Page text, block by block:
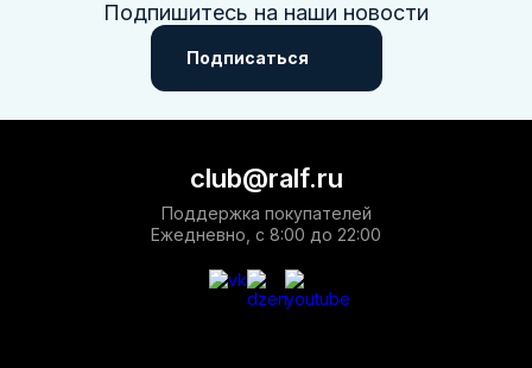
Подпишитесь на наши новости
Подписаться
club@ralf.ru
Поддержка покупателей
Ежедневно, с 8:00 до 22:00